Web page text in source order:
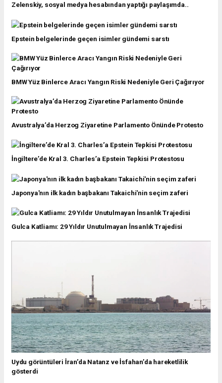
Zelenskiy, sosyal medya hesabından yaptığı paylaşımda..
Epstein belgelerinde geçen isimler gündemi sarstı
BMW Yüz Binlerce Aracı Yangın Riski Nedeniyle Geri Çağırıyor
Avustralya’da Herzog Ziyaretine Parlamento Önünde Protesto
İngiltere’de Kral 3. Charles’a Epstein Tepkisi Protestosu
Japonya'nın ilk kadın başbakanı Takaichi'nin seçim zaferi
Gulca Katliamı: 29 Yıldır Unutulmayan İnsanlık Trajedisi
Uydu görüntüleri İran’da Natanz ve İsfahan’da hareketlilik
gösterdi